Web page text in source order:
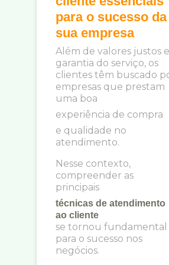
para o sucesso da
sua empresa
Além de valores justos e
garantia do serviço, os
clientes têm buscado
empresas que prestam
uma boa
experiência de compra
e qualidade no
atendimento.
Nesse contexto,
compreender as
principais
técnicas de atendimento
ao cliente
se tornou fundamental
para o sucesso nos
negócios.